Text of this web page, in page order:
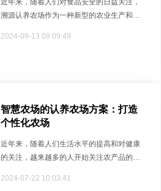
近年来，随着人们对食品安全的日益关注，
溯源认养农场作为一种新型的农业生产和销
2024-09-13 09:09:49
智慧农场的认养农场方案：打造
个性化农场
近年来，随着人们生活水平的提高和对健康
的关注，越来越多的人开始关注农产品的质
2024-07-22 10:03:41